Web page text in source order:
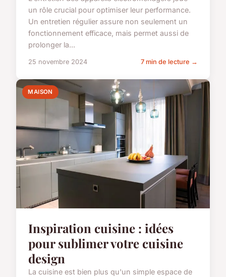
un rôle crucial pour optimiser leur performance.
Un entretien régulier assure non seulement un
fonctionnement efficace, mais permet aussi de
prolonger la...
25 novembre 2024 7 min de lecture →
MAISON
Inspiration cuisine : idées
pour sublimer votre cuisine
design
La cuisine est bien plus qu'un simple espace de